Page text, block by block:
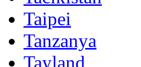
Taipei
Tanzanya
Tayland